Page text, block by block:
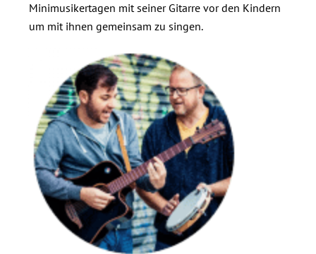
Minimusikertagen mit seiner Gitarre vor den Kindern
um mit ihnen gemeinsam zu singen.